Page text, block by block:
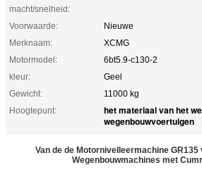
macht/snelheid:
Voorwaarde:
Nieuwe
Merknaam:
XCMG
Motormodel:
6bt5.9-c130-2
kleur:
Geel
Gewicht:
11000 kg
Hoogtepunt:
het materiaal van het
wegenbouwvoertuigen
Van de de Motornivelleermachine GR135
Wegenbouwmachines met